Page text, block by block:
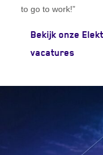
to go to work!”
Bekijk onze
vacatures